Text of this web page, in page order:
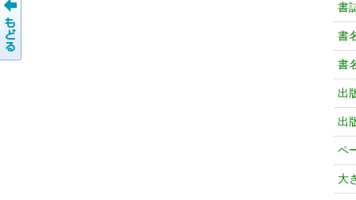
書
書
書
出
出
ペ
大